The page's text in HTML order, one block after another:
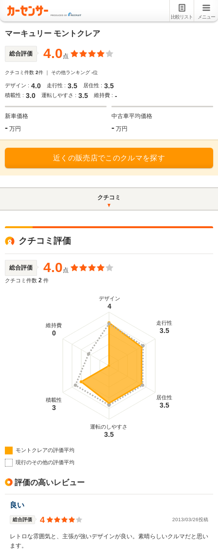
比較リスト メニュー
マーキュリー モントクレア
総合評価 4.0点
クチコミ件数 2件 ｜ その他ランキング -位
デザイン : 4.0 走行性 : 3.5 居住性 : 3.5
積載性 : 3.0 運転しやすさ : 3.5 維持費 : -
新車価格
- 万円
中古車平均価格
- 万円
近くの販売店でこのクルマを探す
クチコミ
クチコミ評価
総合評価 4.0点
クチコミ件数 2 件
デザイン
4
走行性
3.5
居住性
3.5
運転のしやすさ
3.5
積載性
3
維持費
0
モントクレアの評価平均
現行のその他の評価平均
評価の高いレビュー
良い
総合評価 4 2013/03/26投稿
レトロな雰囲気と、主張が強いデザインが良い。素晴らしいクルマだと思い
ます。